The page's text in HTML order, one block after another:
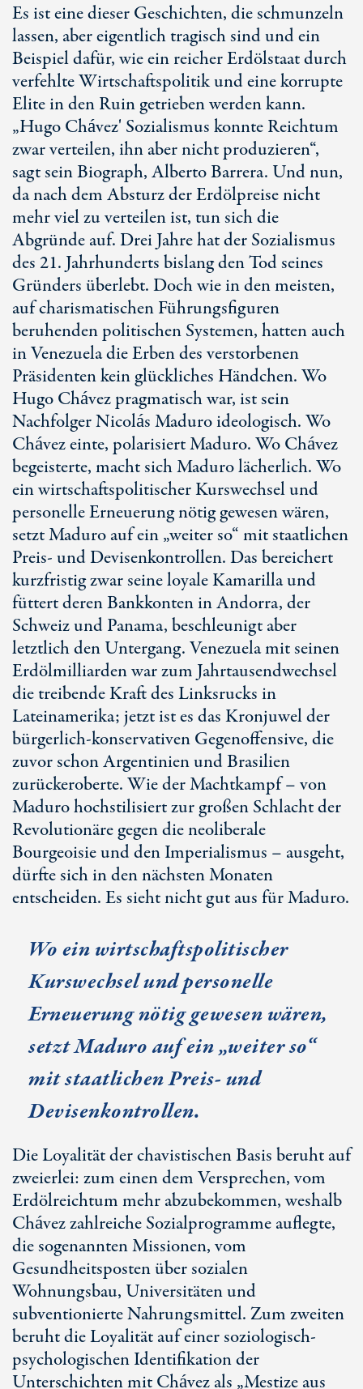
Es ist eine dieser Geschichten, die schmunzeln
lassen, aber eigentlich tragisch sind und ein
Beispiel dafür, wie ein reicher Erdölstaat durch
verfehlte Wirtschaftspolitik und eine korrupte
Elite in den Ruin getrieben werden kann.
„Hugo Chávez' Sozialismus konnte Reichtum
zwar verteilen, ihn aber nicht produzieren“,
sagt sein Biograph, Alberto Barrera. Und nun,
da nach dem Absturz der Erdölpreise nicht
mehr viel zu verteilen ist, tun sich die
Abgründe auf. Drei Jahre hat der Sozialismus
des 21. Jahrhunderts bislang den Tod seines
Gründers überlebt. Doch wie in den meisten,
auf charismatischen Führungsfiguren
beruhenden politischen Systemen, hatten auch
in Venezuela die Erben des verstorbenen
Präsidenten kein glückliches Händchen. Wo
Hugo Chávez pragmatisch war, ist sein
Nachfolger Nicolás Maduro ideologisch. Wo
Chávez einte, polarisiert Maduro. Wo Chávez
begeisterte, macht sich Maduro lächerlich. Wo
ein wirtschaftspolitischer Kurswechsel und
personelle Erneuerung nötig gewesen wären,
setzt Maduro auf ein „weiter so“ mit staatlichen
Preis- und Devisenkontrollen. Das bereichert
kurzfristig zwar seine loyale Kamarilla und
füttert deren Bankkonten in Andorra, der
Schweiz und Panama, beschleunigt aber
letztlich den Untergang. Venezuela mit seinen
Erdölmilliarden war zum Jahrtausendwechsel
die treibende Kraft des Linksrucks in
Lateinamerika; jetzt ist es das Kronjuwel der
bürgerlich-konservativen Gegenoffensive, die
zuvor schon Argentinien und Brasilien
zurückeroberte. Wie der Machtkampf – von
Maduro hochstilisiert zur großen Schlacht der
Revolutionäre gegen die neoliberale
Bourgeoisie und den Imperialismus – ausgeht,
dürfte sich in den nächsten Monaten
entscheiden. Es sieht nicht gut aus für Maduro.
Wo ein wirtschaftspolitischer
Kurswechsel und personelle
Erneuerung nötig gewesen wären,
setzt Maduro auf ein „weiter so“
mit staatlichen Preis- und
Devisenkontrollen.
Die Loyalität der chavistischen Basis beruht auf
zweierlei: zum einen dem Versprechen, vom
Erdölreichtum mehr abzubekommen, weshalb
Chávez zahlreiche Sozialprogramme auflegte,
die sogenannten Missionen, vom
Gesundheitsposten über sozialen
Wohnungsbau, Universitäten und
subventionierte Nahrungsmittel. Zum zweiten
beruht die Loyalität auf einer soziologisch-
psychologischen Identifikation der
Unterschichten mit Chávez als „Mestize aus